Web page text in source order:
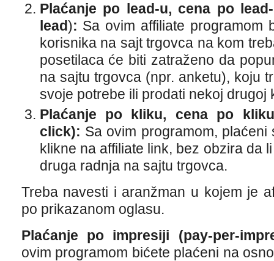
Plaćanje po lead-u, cena po
lead): Sa ovim affiliate programom
korisnika na sajt trgovca na kom
posetilaca će biti zatraženo da
na sajtu trgovca (npr. anketu), koju
svoje potrebe ili prodati nekoj drugoj
Plaćanje po kliku, cena po
click): Sa ovim programom,
klikne na affiliate link, bez obzira da
druga radnja na sajtu trgovca.
Treba navesti i aranžman u kojem je
po prikazanom oglasu.
Plaćanje po impresiji (pay-per-
ovim programom bićete plaćeni na